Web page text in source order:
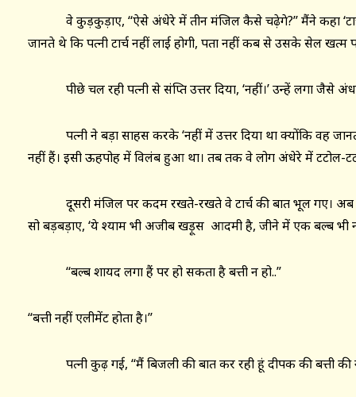
वे कुड़कुड़ाए, ‘‘ऐसे अंधेरे में तीन मंजिल कैसे चढ़ेगे?’’ मैंने कहा ‘टार्च
जानते थे कि पत्नी टार्च नहीं लाई होगी, पता नहीं कब से उसके सेल खत्म
पीछे चल रही पत्नी से संक्षिप्त उत्तर दिया, ‘नहीं।’ उन्हें लगा जैसे
पत्नी ने बड़ा साहस करके ‘नहीं में उत्तर दिया था क्योंकि वह
नहीं हैं। इसी ऊहपोह में विलंब हुआ था। तब तक वे लोग अंधेरे में टटोल-
दूसरी मंजिल पर कदम रखते-रखते वे टार्च की बात भूल गए। अब
सो बड़बड़ाए, ‘ये श्याम भी अजीब खड़ूस आदमी है, जीने में एक बल्ब भी
‘‘बल्ब शायद लगा हैं पर हो सकता है बत्ती न हो..”
“बत्ती नहीं एलीमेंट होता है।’’
पत्नी कुढ़ गई, ‘‘मैं बिजली की बात कर रही हूं दीपक की बत्ती की